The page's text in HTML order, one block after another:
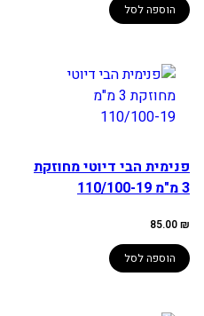
הוספה לסל
פנימית הבי דיוטי מחוזקת
3 מ"מ 110/100-19
85.00₪
הוספה לסל